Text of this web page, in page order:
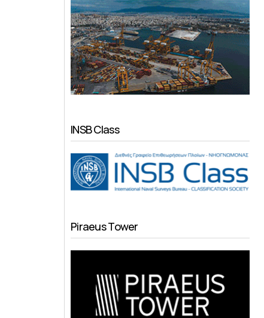
INSB Class
Piraeus Tower